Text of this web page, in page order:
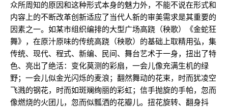
众所周知的原因和这种形式本身的魅力外，不能不说在形式和
内容上的不断改革创新适应了当代人新的审美需求是其重要的
因素之一。如某市组织编排的大型广场高跷（秧歌）《金蛇狂
舞》，在原汁原味的传统高跷（秧歌）的基础上取精用弘，集
传统、现代、程式、新编、民间、舞台艺术于一身，扭出了特
色、亮出了绝活：变化莫测的彩扇，一会儿像充满生机的绿
野；一会儿似金光闪烁的麦浪；翻然舞动的花束，时而犹凌空
飞溅的钢花，时而如斑斓绚丽的彩虹；信手抛旋的手帕，忽而
像燃烧的火团儿，忽而似瓢洒的花瓣儿。扭花旋转、翻身抖